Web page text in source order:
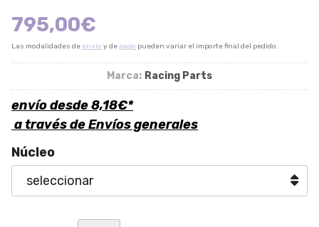
795,00€
Las modalidades de envío y de pago pueden variar el importe final del pedido.
Marca: Racing Parts
envío desde8,18€*
a través deEnvíos generales
Núcleo